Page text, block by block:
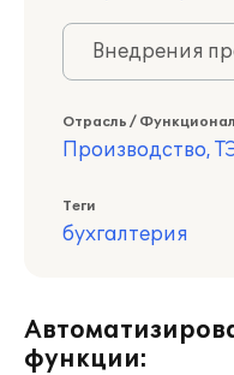
Внедрения
Отрасль /
Производство,
Теги
бухгалтерия
функции: